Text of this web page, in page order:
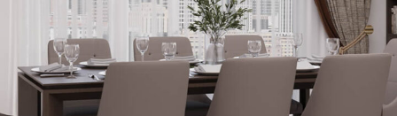
Truva Yemek Masası